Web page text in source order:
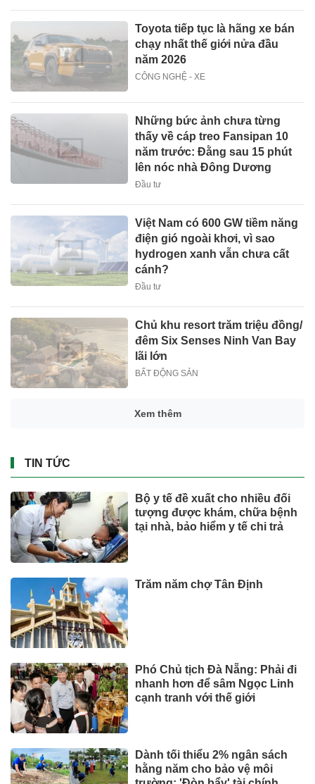
Toyota tiếp tục là hãng xe bán
chạy nhất thế giới nửa đầu
năm 2026
CÔNG NGHỆ - XE
Những bức ảnh chưa từng
thấy về cáp treo Fansipan 10
năm trước: Đằng sau 15 phút
lên nóc nhà Đông Dương
Đầu tư
Việt Nam có 600 GW tiềm năng
điện gió ngoài khơi, vì sao
hydrogen xanh vẫn chưa cất
cánh?
Đầu tư
Chủ khu resort trăm triệu đồng/
đêm Six Senses Ninh Van Bay
lãi lớn
BẤT ĐỘNG SẢN
Xem thêm
TIN TỨC
Bộ y tế đề xuất cho nhiều đối
tượng được khám, chữa bệnh
tại nhà, bảo hiểm y tế chi trả
Trăm năm chợ Tân Định
Phó Chủ tịch Đà Nẵng: Phải đi
nhanh hơn để sâm Ngọc Linh
cạnh tranh với thế giới
Dành tối thiểu 2% ngân sách
hằng năm cho bảo vệ môi